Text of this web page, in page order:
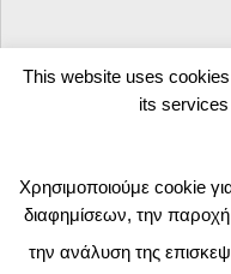
Castellano.GrCopyright ©
This website uses
its
Χρησιμοποιούμε cookie
διαφημίσεων, την
την ανάλυση της